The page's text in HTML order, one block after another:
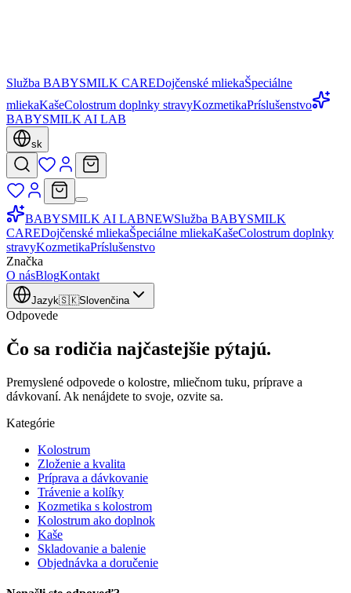
Služba BABYSMILK CAREDojčenské mliekaŠpeciálne
mliekaKašeColostrum doplnky stravyKozmetikaPríslušenstvo
BABYSMILK AI LAB
sk
BABYSMILK AI LABNEWSlužba BABYSMILK
CAREDojčenské mliekaŠpeciálne mliekaKašeColostrum doplnky
stravyKozmetikaPríslušenstvo
Značka
O násBlogKontakt
Jazyk🇸🇰Slovenčina
Odpovede
Čo sa rodičia najčastejšie pýtajú.
Premyslené odpovede o kolostre, mliečnom tuku, príprave a
dávkovaní. Ak nenájdete to svoje, ozvite sa.
Kategórie
Kolostrum
Zloženie a kvalita
Príprava a dávkovanie
Trávenie a kolíky
Kozmetika s kolostrom
Kolostrum ako doplnok
Kaše
Skladovanie a balenie
Objednávka a doručenie